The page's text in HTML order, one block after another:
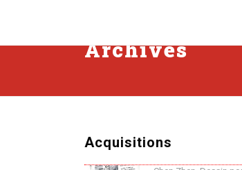
Archives
Acquisitions